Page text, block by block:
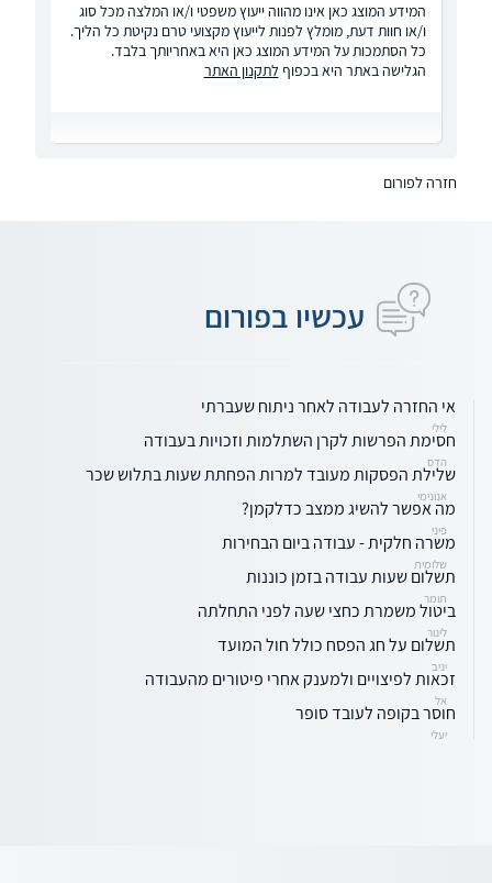
המידע המוצג כאן אינו מהווה ייעוץ משפטי ו/או המלצה מכל סוג
ו/או חוות דעת, מומלץ לפנות לייעוץ מקצועי טרם נקיטת כל הליך.
כל הסתמכות על המידע המוצג כאן היא באחריותך בלבד.
הגלישה באתר היא בכפוף לתקנון האתר
חזרה לפורום
עכשיו בפורום
אי החזרה לעבודה לאחר ניתוח שעברתי
לילי
חסימת הפרשות לקרן השתלמות וזכויות בעבודה
הדס
שלילת הפסקות מעובד למרות הפחתת שעות בתלוש שכר
אנונימי
מה אפשר להשיג ממצב כדלקמן?
פיני
משרה חלקית - עבודה ביום הבחירות
שלומית
תשלום שעות עבודה בזמן כוננות
תומר
ביטול משמרת כחצי שעה לפני התחלתה
לינור
תשלום על חג הפסח כולל חול המועד
יניב
זכאות לפיצויים ולמענק אחרי פיטורים מהעבודה
אל
חוסר בקופה לעובד סופר
יעלי